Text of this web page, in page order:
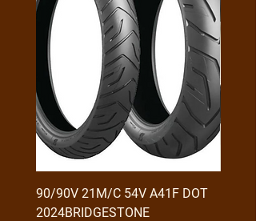
90/90V 21M/C 54V A41F DOT
2024BRIDGESTONE